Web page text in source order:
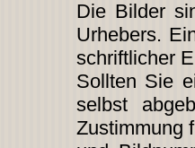
Die Bilder
Urhebers.
schriftlicher
Sollten Sie
selbst
Zustimmung